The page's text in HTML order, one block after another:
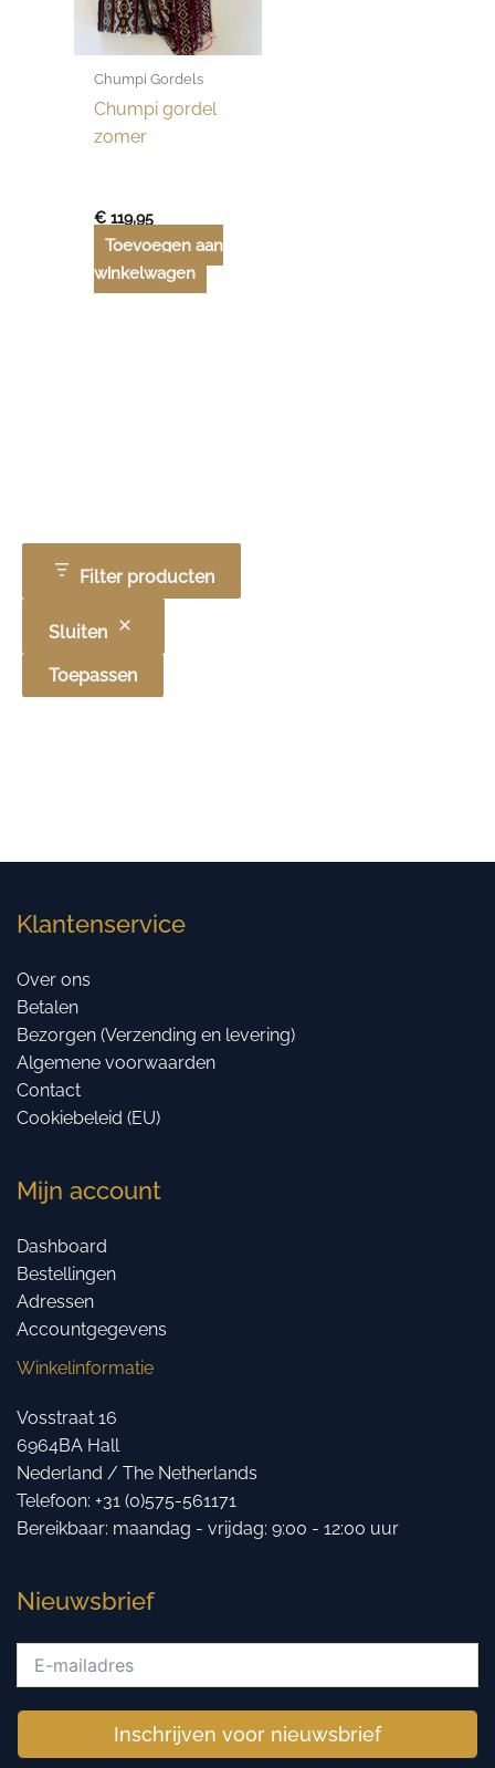
Filter producten
Sluiten
Toepassen
Chumpi Gordels
Chumpi gordel
zomer
€ 119,95
Toevoegen aan
winkelwagen
Klantenservice
Over ons
Betalen
Bezorgen (Verzending en levering)
Algemene voorwaarden
Contact
Cookiebeleid (EU)
Mijn account
Dashboard
Bestellingen
Adressen
Accountgegevens
Winkelinformatie
Vosstraat 16
6964BA Hall
Nederland / The Netherlands
Telefoon: +31 (0)575-561171
Bereikbaar: maandag - vrijdag: 9:00 - 12:00 uur
Nieuwsbrief
Inschrijven voor nieuwsbrief